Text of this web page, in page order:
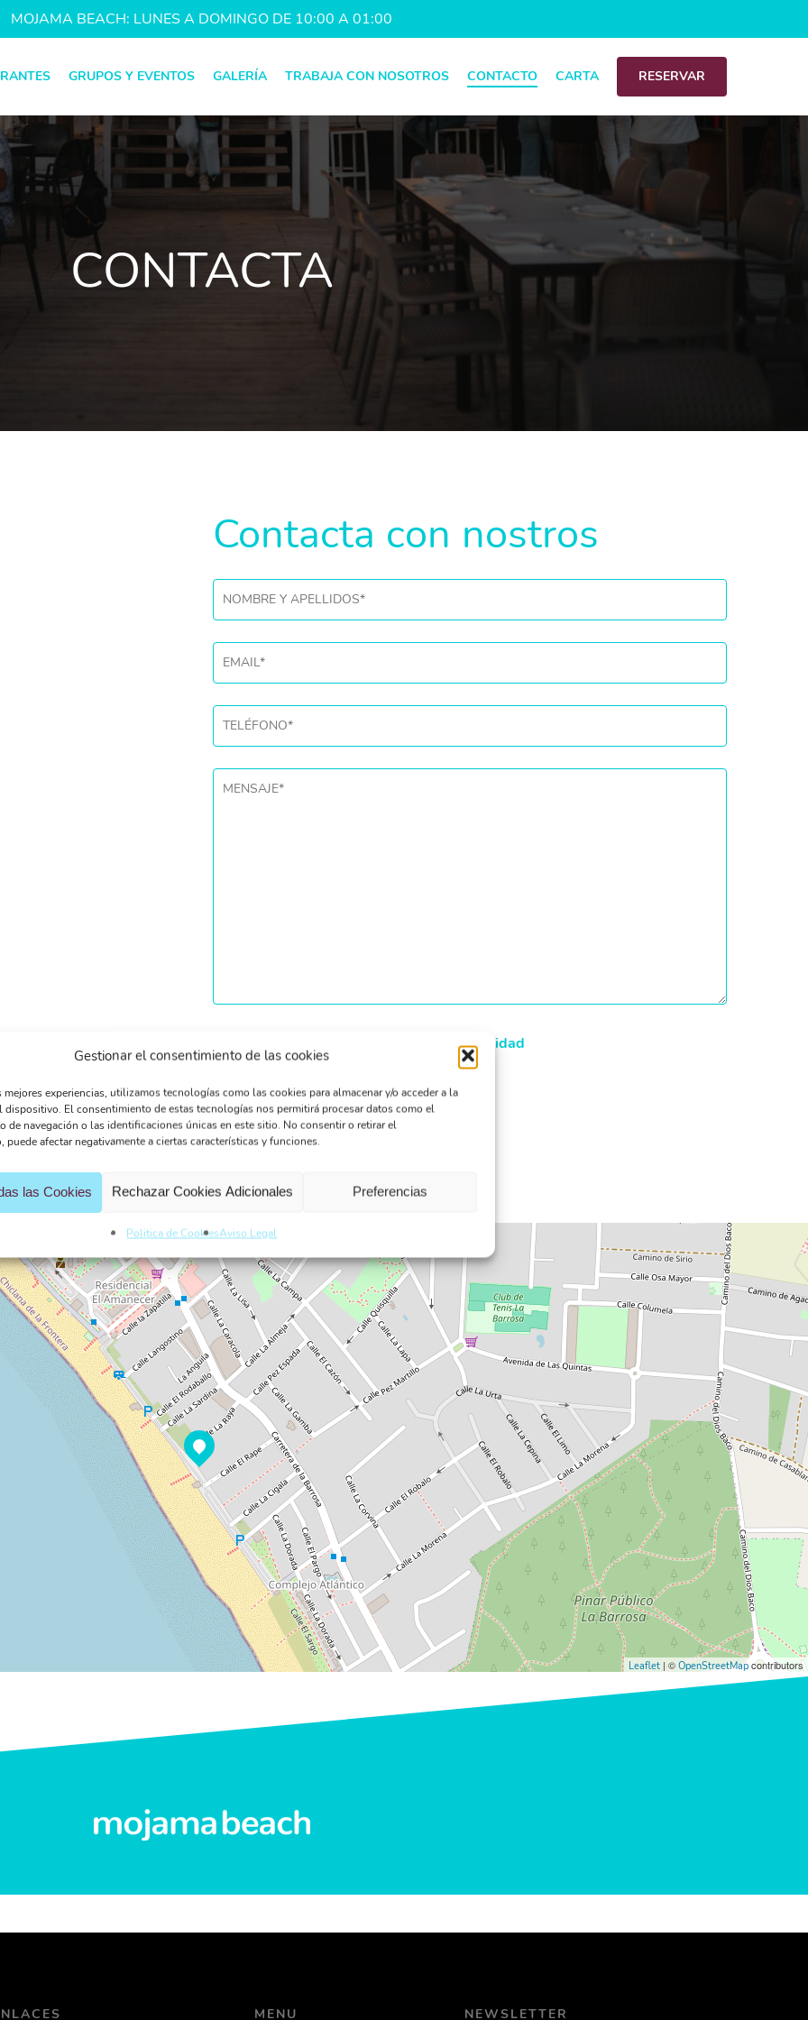
Gestionar el consentimiento de las cookies
mejores experiencias, utilizamos tecnologías como las cookies para almacenar y/o acceder a la
dispositivo. El consentimiento de estas tecnologías nos permitirá procesar datos como el
de navegación o las identificaciones únicas en este sitio. No consentir o retirar el
puede afectar negativamente a ciertas características y funciones.
las Cookies Rechazar Cookies Adicionales Preferencias
Politica de CookiesAviso Legal
MOJAMA BEACH: LUNES A DOMINGO DE 10:00 A 01:00
GRUPOS Y EVENTOS GALERÍA TRABAJA CON NOSOTROS CONTACTO CARTA RESERVAR
CONTACTA
Contacta con nostros
Política de Privacidad
Leaflet | ©OpenStreetMap contributors
MENU NEWSLETTER